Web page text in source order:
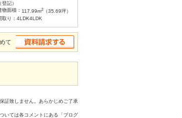
（登記）
物面積： 117.99m2 （35.69坪）
取り： 4LDK4LDK
て
証致しません。あらかじめご了承
いては各コメントにある「ブログ